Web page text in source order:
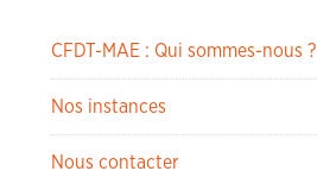
CFDT-MAE : Qui sommes-nous ?
Nos instances
Nous contacter